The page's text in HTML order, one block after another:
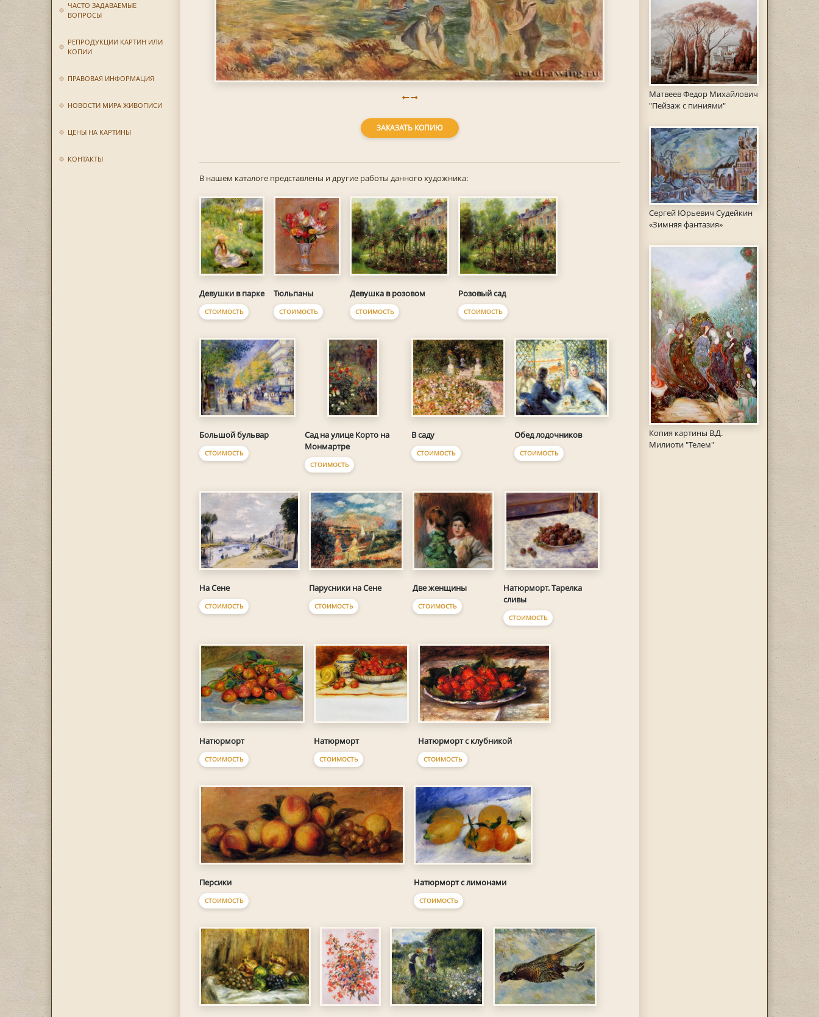
ЧАСТО ЗАДАВАЕМЫЕ
ВОПРОСЫ
РЕПРОДУКЦИИ КАРТИН ИЛИ
КОПИИ
ПРАВОВАЯ ИНФОРМАЦИЯ
НОВОСТИ МИРА ЖИВОПИСИ
ЦЕНЫ НА КАРТИНЫ
КОНТАКТЫ
Матвеев Федор Михайлович
"Пейзаж с пиниями"
Сергей Юрьевич Судейкин
«Зимняя фантазия»
Копия картины В.Д.
Милиоти "Телем"
ЗАКАЗАТЬ КОПИЮ
В нашем каталоге представлены и другие работы данного художника:
Девушки в парке
СТОИМОСТЬ
Тюльпаны
СТОИМОСТЬ
Девушка в розовом
СТОИМОСТЬ
Розовый сад
СТОИМОСТЬ
Большой бульвар
СТОИМОСТЬ
Сад на улице Корто на
Монмартре
СТОИМОСТЬ
В саду
СТОИМОСТЬ
Обед лодочников
СТОИМОСТЬ
На Сене
СТОИМОСТЬ
Парусники на Сене
СТОИМОСТЬ
Две женщины
СТОИМОСТЬ
Натюрморт. Тарелка
сливы
СТОИМОСТЬ
Натюрморт
СТОИМОСТЬ
Натюрморт
СТОИМОСТЬ
Натюрморт с клубникой
СТОИМОСТЬ
Персики
СТОИМОСТЬ
Натюрморт с лимонами
СТОИМОСТЬ